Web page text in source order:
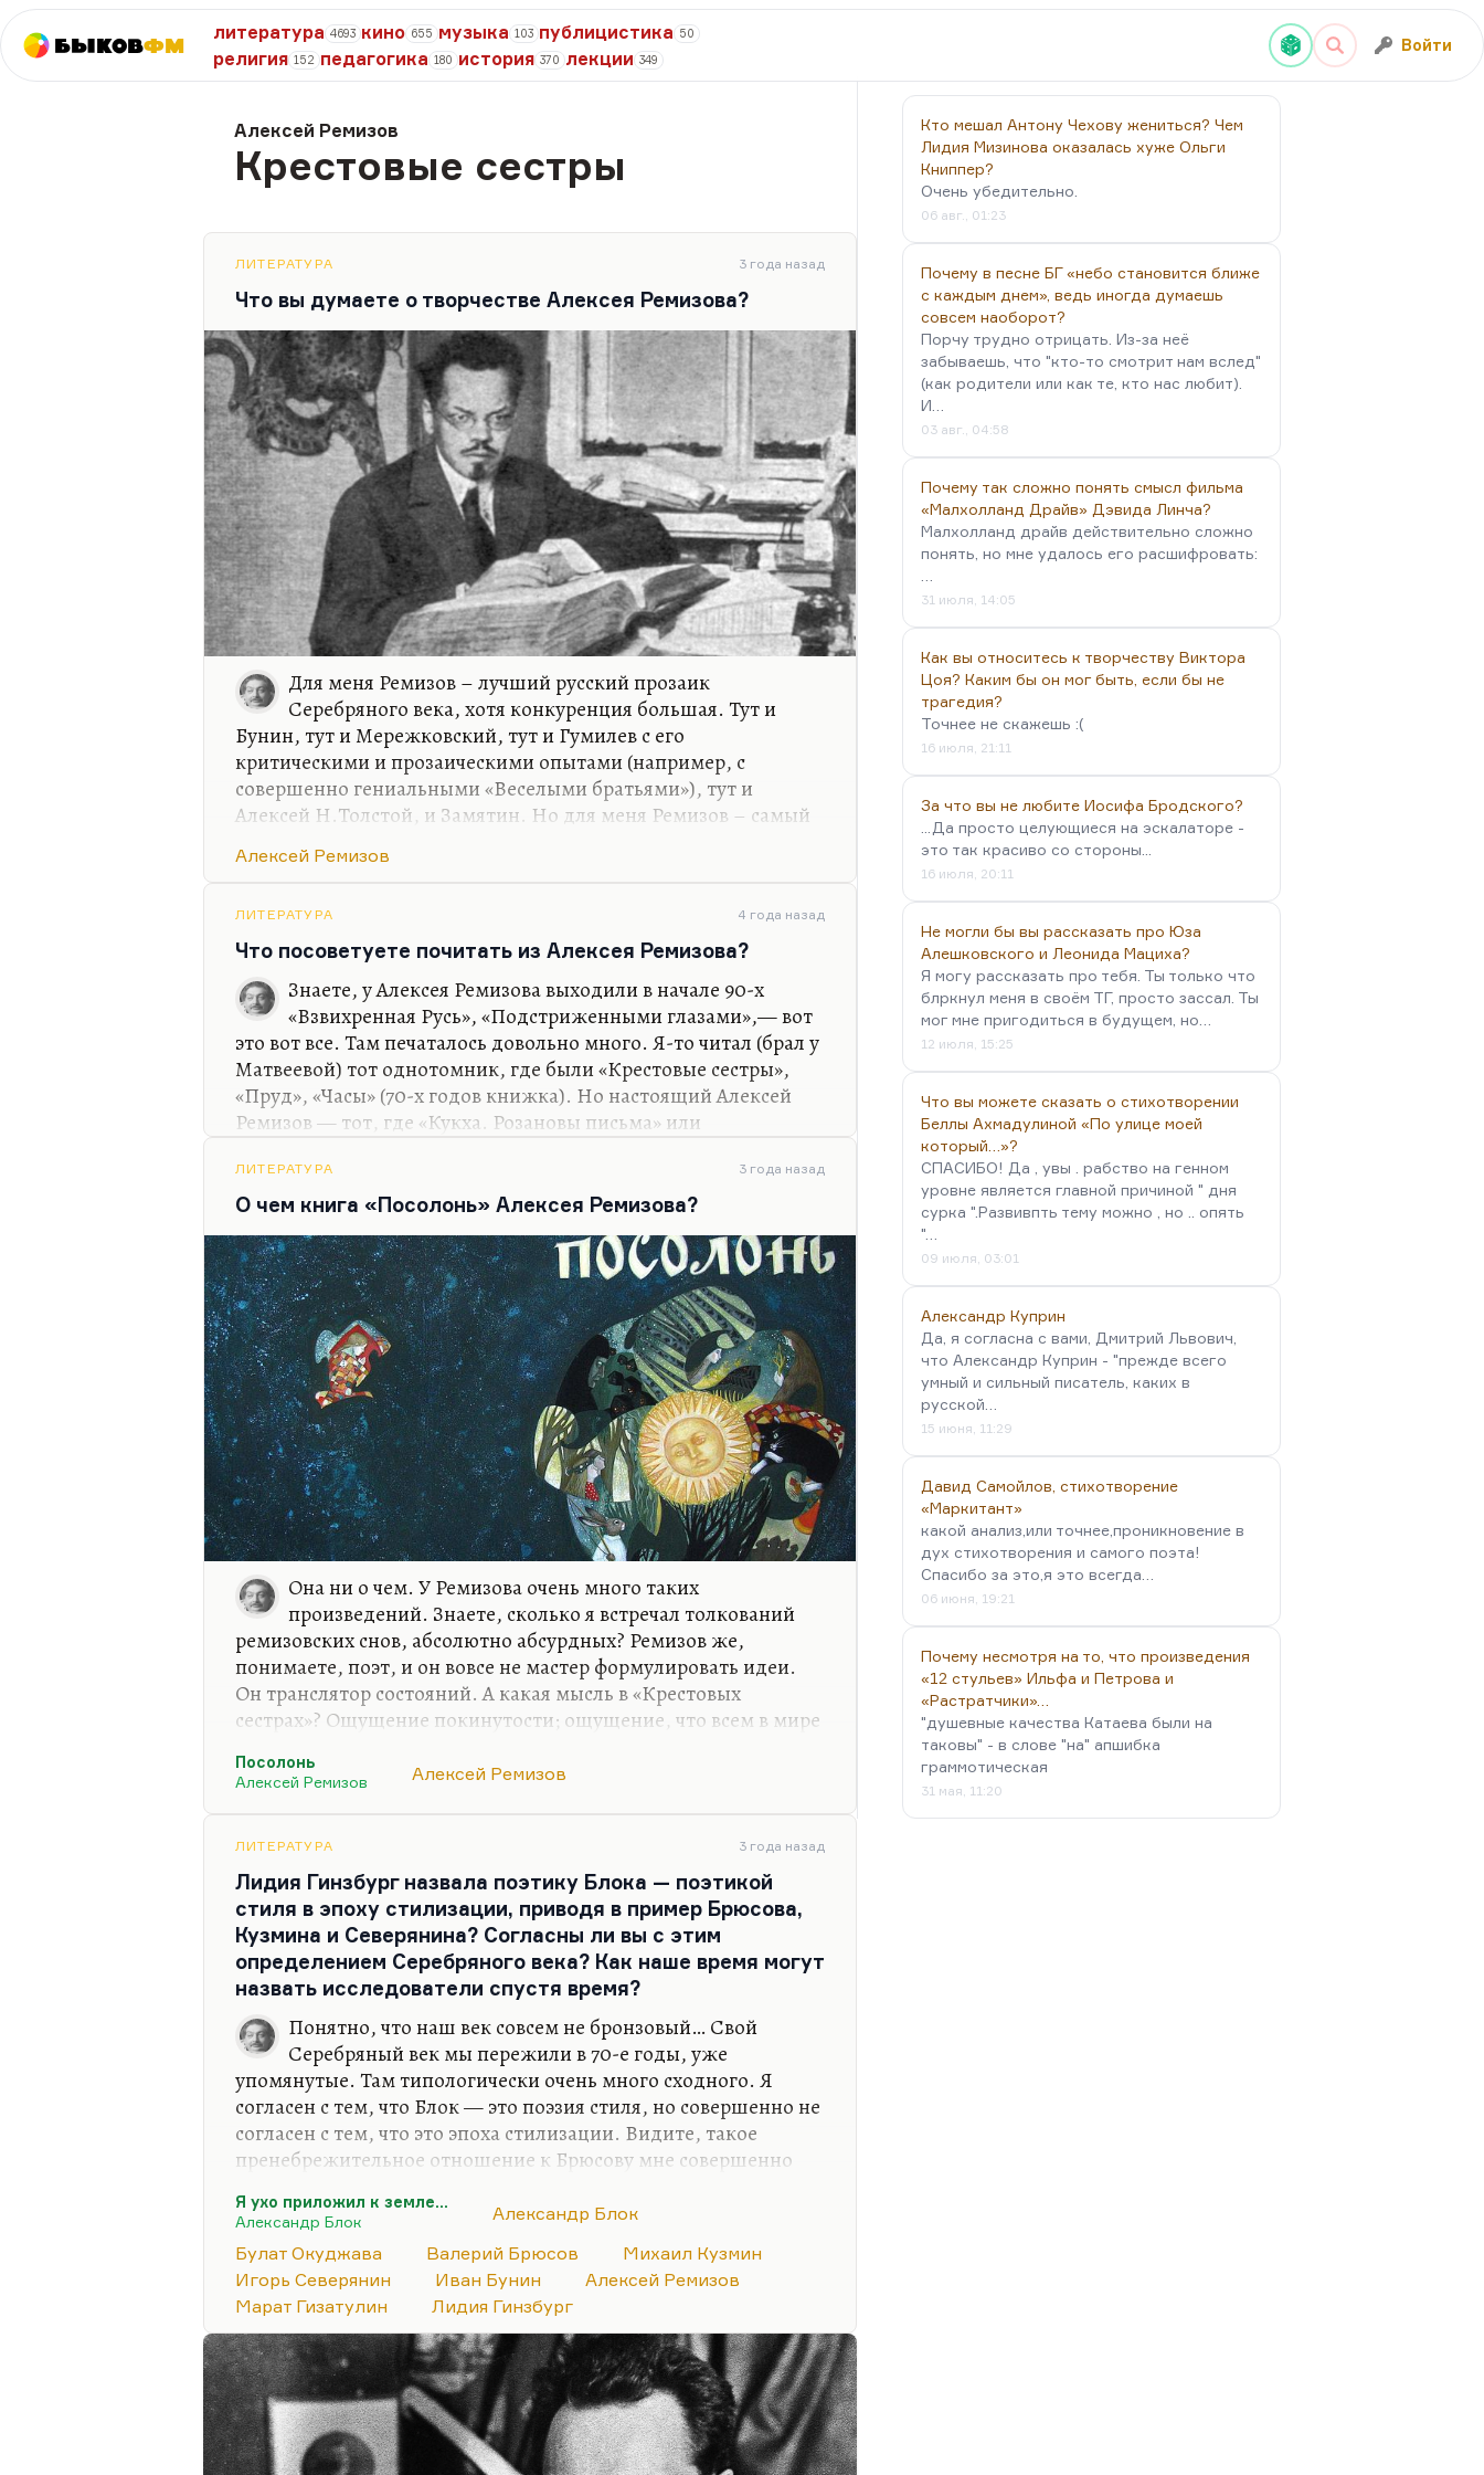
БыковФМ
литература 4693 кино 655 музыка 103 публицистика 50
религия 152 педагогика 180 история 370 лекции 349
Войти
Алексей Ремизов
Крестовые сестры
ЛИТЕРАТУРА 3 года назад
Что вы думаете о творчестве Алексея Ремизова?
Для меня Ремизов – лучший русский прозаик
Серебряного века, хотя конкуренция большая. Тут и
Бунин, тут и Мережковский, тут и Гумилев с его
критическими и прозаическими опытами (например, с
совершенно гениальными «Веселыми братьями»), тут и
Алексей Н.Толстой, и Замятин. Но для меня Ремизов – самый
Василий Васильевич Розанов как вдохновитель «Розановых
перед литературой. «Кукха», конечно, гораздо лучше сделана,
чем то, что Розанов писал сам.
Ремизов – это абсолютно великий писатель. Я не затрагиваю
его как мыслителя, да и не думаю, что он мыслителем был. Я
думаю,…
Алексей Ремизов
ЛИТЕРАТУРА 4 года назад
Что посоветуете почитать из Алексея Ремизова?
Знаете, у Алексея Ремизова выходили в начале 90-х
«Взвихренная Русь», «Подстриженными глазами»,— вот
это вот все. Там печаталось довольно много. Я-то читал (брал у
Матвеевой) тот однотомник, где были «Крестовые сестры»,
«Пруд», «Часы» (70-х годов книжка). Но настоящий Алексей
Ремизов — тот, где «Кукха. Розановы письма» или
лучших изданиях конца 80-х-начала 90-х. Да и потом, никто
не отменял первоизданий. Если вам посчастливится, в
библиотеке Никитина-Перенского есть очень много
эмигрантского Алексея Ремизова. Они, по-моему, его
сосканировали, там найти все это можно.
ЛИТЕРАТУРА 3 года назад
О чем книга «Посолонь» Алексея Ремизова?
Она ни о чем. У Ремизова очень много таких
произведений. Знаете, сколько я встречал толкований
ремизовских снов, абсолютно абсурдных? Ремизов же,
понимаете, поэт, и он вовсе не мастер формулировать идеи.
Он транслятор состояний. А какая мысль в «Крестовых
сестрах»? Ощущение покинутости; ощущение, что всем в мире
Маракулин или Глотов — это же маленькие люди в их
как бес и ангел собирают цветы. Бес берет тех, которые
смеются. Ангел призывает их каяться, а они губы кусают, им
смешно. Кто засмеется, идет к бесу. Это описание…
Посолонь
Алексей Ремизов
Алексей Ремизов
ЛИТЕРАТУРА 3 года назад
Лидия Гинзбург назвала поэтику Блока — поэтикой
стиля в эпоху стилизации, приводя в пример Брюсова,
Кузмина и Северянина? Согласны ли вы с этим
определением Серебряного века? Как наше время могут
назвать исследователи спустя время?
Понятно, что наш век совсем не бронзовый… Свой
Серебряный век мы пережили в 70-е годы, уже
упомянутые. Там типологически очень много сходного. Я
согласен с тем, что Блок — это поэзия стиля, но совершенно не
согласен с тем, что это эпоха стилизации. Видите, такое
пренебрежительное отношение к Брюсову мне совершенно
«Всех напевах», а «Tertia Vigilia» — это абсолютно
самостоятельное произведение; кому-то нравится этот слог,
кому-то не нравится. Мне кажется, что у Брюсова есть свой
голос.
Бунин не стилизатор абсолютно, кого он стилизует в
«Одиночестве»:«И ветер, и дождик, и мгла… Камин затоплю, буду
пить… Хорошо бы собаку…
Я ухо приложил к земле...
Александр Блок
Александр Блок
Булат Окуджава
Валерий Брюсов
Михаил Кузмин
Игорь Северянин
Иван Бунин
Алексей Ремизов
Марат Гизатулин
Лидия Гинзбург
Кто мешал Антону Чехову жениться? Чем
Лидия Мизинова оказалась хуже Ольги
Книппер?
Очень убедительно.
06 авг., 01:23
Почему в песне БГ «небо становится ближе
с каждым днем», ведь иногда думаешь
совсем наоборот?
Порчу трудно отрицать. Из-за неё
забываешь, что "кто-то смотрит нам вслед"
(как родители или как те, кто нас любит).
И…
03 авг., 04:58
Почему так сложно понять смысл фильма
«Малхолланд Драйв» Дэвида Линча?
Малхолланд драйв действительно сложно
понять, но мне удалось его расшифровать:
31 июля, 14:05
Как вы относитесь к творчеству Виктора
Цоя? Каким бы он мог быть, если бы не
трагедия?
Точнее не скажешь :(
16 июля, 21:11
За что вы не любите Иосифа Бродского?
...Да просто целующиеся на эскалаторе -
это так красиво со стороны...
16 июля, 20:11
Не могли бы вы рассказать про Юза
Алешковского и Леонида Мациха?
Я могу рассказать про тебя. Ты только что
блркнул меня в своём ТГ, просто зассал. Ты
мог мне пригодиться в будущем, но…
12 июля, 15:25
Что вы можете сказать о стихотворении
Беллы Ахмадулиной «По улице моей
который…»?
СПАСИБО! Да , увы . рабство на генном
уровне является главной причиной " дня
сурка ".Развивпть тему можно , но .. опять
"…
09 июля, 03:01
Александр Куприн
Да, я согласна с вами, Дмитрий Львович,
что Александр Куприн - "прежде всего
умный и сильный писатель, каких в
русской…
15 июня, 11:29
Давид Самойлов, стихотворение
«Маркитант»
какой анализ,или точнее,проникновение в
дух стихотворения и самого поэта!
Спасибо за это,я это всегда…
06 июня, 19:21
Почему несмотря на то, что произведения
«12 стульев» Ильфа и Петрова и
«Растратчики»…
"душевные качества Катаева были на
таковы" - в слове "на" апшибка
граммотическая
31 мая, 11:20